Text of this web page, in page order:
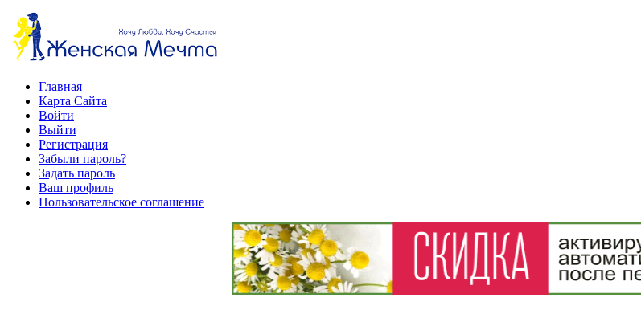
Главная
Карта Сайта
Войти
Выйти
Регистрация
Забыли пароль?
Задать пароль
Ваш профиль
Пользовательское соглашение